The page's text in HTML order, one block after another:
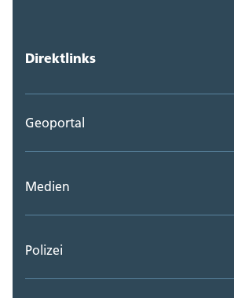
Direktlinks
Geoportal
Medien
Polizei